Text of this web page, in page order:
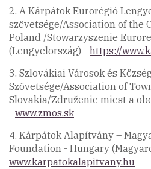
2. A Kárpátok Eurorégió
szövetsége/Association of the
Poland /Stowarzyszenie
(Lengyelország) - https://
3. Szlovákiai Városok és
Szövetsége/Association of
Slovakia/Združenie miest a
- www.zmos.sk
4. Kárpátok Alapítvány –
Foundation - Hungary
www.karpatokalapitvany.hu